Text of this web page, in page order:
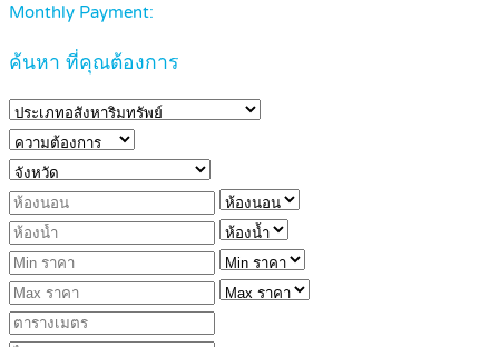
Monthly Payment:
ค้นหา ที่คุณต้องการ